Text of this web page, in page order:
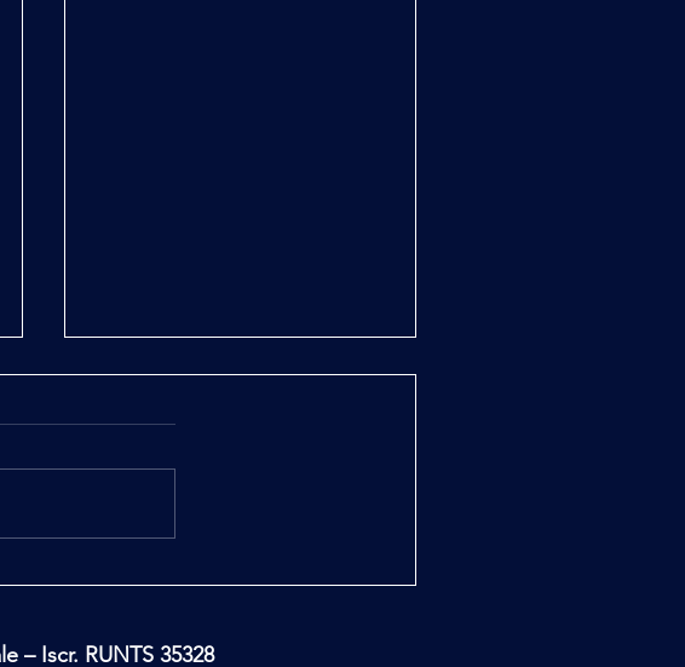
La Strega di Baratti a Bobbio
– Iscr. RUNTS 35328